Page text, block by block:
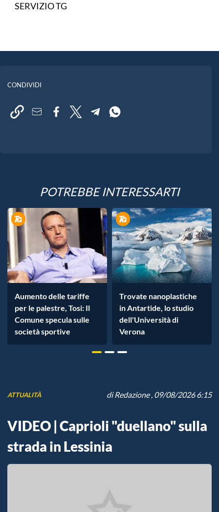
SERVIZIO TG
CONDIVIDI
POTREBBE INTERESSARTI
Aumento delle tariffe
per le palestre, Tosi: Il
Comune specula sulle
società sportive
Trovate nanoplastiche
in Antartide, lo studio
dell'Università di
Verona
ATTUALITÀ diRedazione, 09/08/2026 6:15
VIDEO | Caprioli "duellano" sulla
strada in Lessinia